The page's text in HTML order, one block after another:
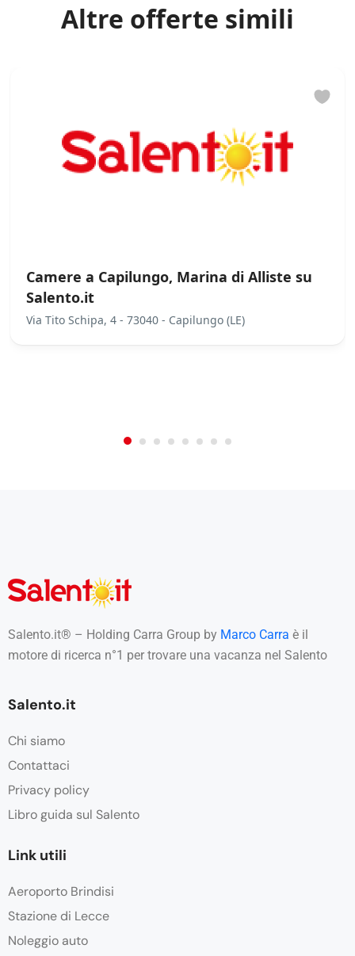
Altre offerte simili
Camere a Capilungo, Marina di Alliste su
Salento.it
Via Tito Schipa, 4 - 73040 - Capilungo (LE)
Salento.it® – Holding Carra Group by Marco Carra è il
motore di ricerca n°1 per trovare una vacanza nel Salento
Salento.it
Chi siamo
Contattaci
Privacy policy
Libro guida sul Salento
Link utili
Aeroporto Brindisi
Stazione di Lecce
Noleggio auto